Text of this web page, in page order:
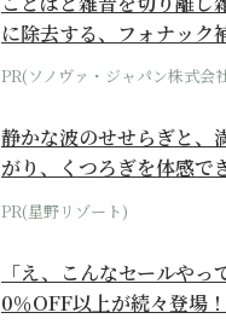
に除去する、フォナック
位モデル
PR(ソノヴァ・ジャパン株式会
静かな波のせせらぎと、
がり、くつろぎを体感で
ホテル by...
PR(星野リゾート)
「え、こんなセールやっ
0％OFF以上が続々登場